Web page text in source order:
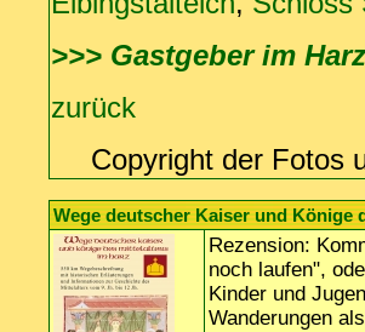
>>> Gastgeber im Harz
zurück
Copyright der Fotos
Wege deutscher Kaiser und Könige
Rezension:
noch laufen",
Kinder und
Wanderungen